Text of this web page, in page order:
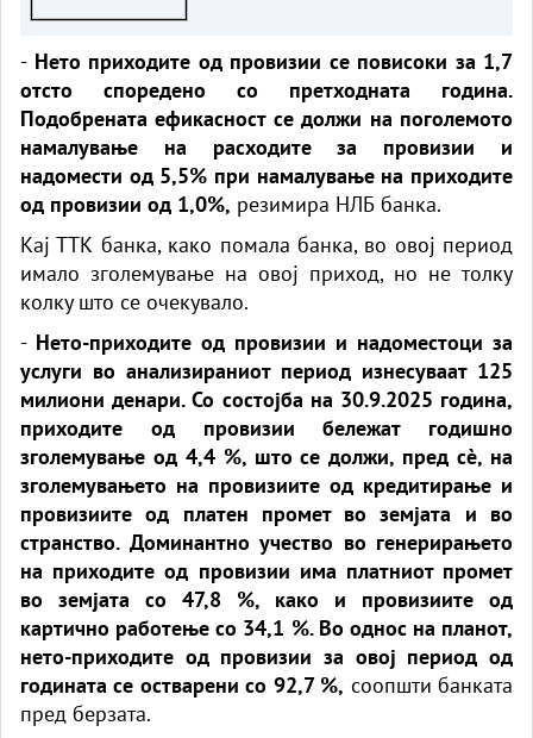
- Нето приходите од провизии се повисоки за 1,7
отсто споредено со претходната година.
Подобрената ефикасност се должи на поголемото
намалување на расходите за провизии и
надомести од 5,5% при намалување на приходите
од провизии од 1,0%, резимира НЛБ банка.
Кај ТТК банка, како помала банка, во овој период
имало зголемување на овој приход, но не толку
колку што се очекувало.
- Нето-приходите од провизии и надоместоци за
услуги во анализираниот период изнесуваат 125
милиони денари. Со состојба на 30.9.2025 година,
приходите од провизии бележат годишно
зголемување од 4,4 %, што се должи, пред сè, на
зголемувањето на провизиите од кредитирање и
провизиите од платен промет во земјата и во
странство. Доминантно учество во генерирањето
на приходите од провизии има платниот промет
во земјата со 47,8 %, како и провизиите од
картично работење со 34,1 %. Во однос на планот,
нето-приходите од провизии за овој период од
годината се остварени со 92,7 %, соопшти банката
пред берзата.